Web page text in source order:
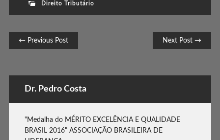
Direito Tributário
Post navigation
← Previous Post Next Post →
Dr. Pedro Costa
"Medalha do MÉRITO EXCELÊNCIA E QUALIDADE
BRASIL 2016" ASSOCIAÇÃO BRASILEIRA DE